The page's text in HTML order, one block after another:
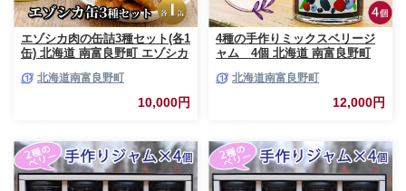
エゾシカ肉の缶詰3種セット(各1
缶) 北海道 南富良野町 エゾシカ
合せ ジビエ 加工品 北海道産 国
産 おつまみ おかず 高たんぱく
低脂肪 鉄分 カレー 味噌 食べや
北海道南富良野町
10,000円
4種の手作りミックスベリージ
ャム 4個 北海道 南富良野町
合せ ブルーベリー てんさい糖
酸味 甘味 香り 甘酸っぱい 美味
北海道南富良野町
12,000円